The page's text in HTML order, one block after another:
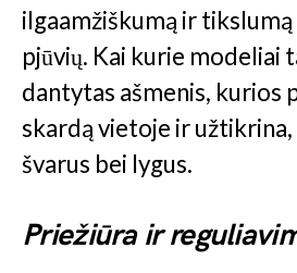
ilgaamžiškumą ir
pjūvių. Kai kurie modeliai
dantytas ašmenis, kurios
skardą vietoje ir užtikrina,
švarus bei lygus.
Priežiūra ir